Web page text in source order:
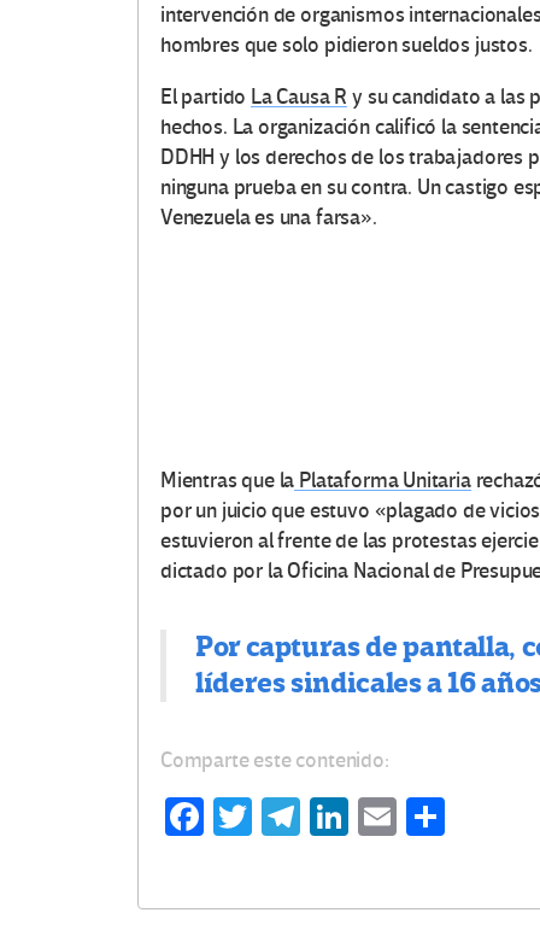
intervención de organismos
hombres que solo pidieron sueldos justos.
El partido La Causa R y su candidato a las
hechos. La organización calificó la
DDHH y los derechos de los trabajadores
ninguna prueba en su contra. Un castigo
Venezuela es una farsa».
Mientras que la Plataforma Unitaria
por un juicio que estuvo «plagado de
estuvieron al frente de las protestas
dictado por la Oficina Nacional de
Por capturas de pantalla,
líderes sindicales a 16
Comparte este contenido:
Fa T
Te
Li
E